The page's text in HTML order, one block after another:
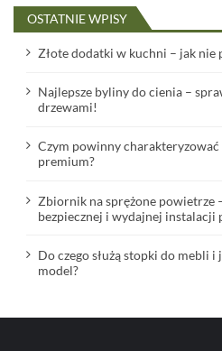
OSTATNIE WPISY
Złote dodatki w kuchni – jak nie
Najlepsze byliny do cienia –
drzewami!
Czym powinny charakteryzować
premium?
Zbiornik na sprężone powietrze
bezpiecznej i wydajnej instalacji
Do czego służą stopki do mebli
model?